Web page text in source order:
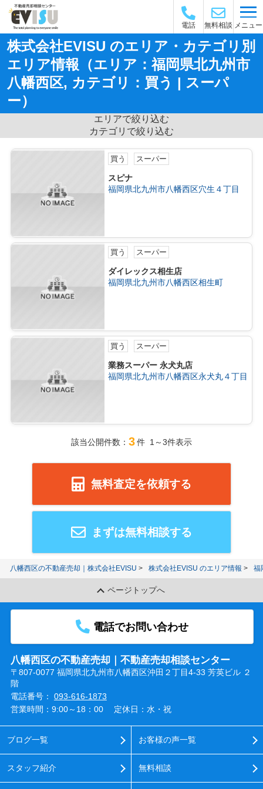
電話 無料相談 メニュー
株式会社EVISU のエリア・カテゴリ別
エリア情報（エリア：福岡県北九州市
八幡西区, カテゴリ：買う | スーパ
ー）
エリアで絞り込む
カテゴリで絞り込む
買う スーパー
スピナ
福岡県北九州市八幡西区穴生４丁目
買う スーパー
ダイレックス相生店
福岡県北九州市八幡西区相生町
買う スーパー
業務スーパー 永犬丸店
福岡県北九州市八幡西区永犬丸４丁目
該当公開件数： 3件 1～3件表示
無料査定を依頼する
まずは無料相談する
八幡西区の不動産売却｜株式会社EVISU 株式会社EVISU のエリア情報 福
ページトップへ
電話でお問い合わせ
八幡西区の不動産売却｜不動産売却相談センター
〒807-0077 福岡県北九州市八幡西区沖田２丁目4-33 芳英ビル ２
階
電話番号： 093-616-1873
営業時間：9:00～18：00
定休日：水・祝
ブログ一覧
スタッフ紹介
お客様の声一覧
無料相談